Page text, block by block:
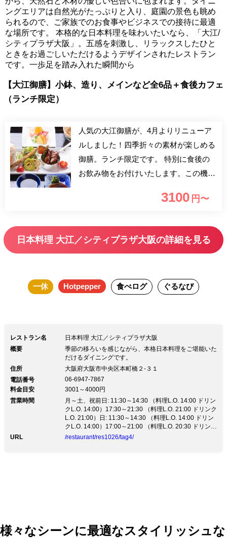
ングエリアは自然光がたっぷりと入り、庭園の景色も眺め
られるので、ご家族でのお食事やビジネスでの接待に最適
な場所です。 本格的な日本料理を味わいたいなら、「大江/
シティプラザ大阪」。五感を刺激し、リラックスしたひと
ときをお過ごしいただけるようデザインされたレストラン
です。一歩足を踏み入れた瞬間から
【大江御膳】小鉢、造り、メインなど全6品＋食後カフェ
（ランチ限定）
人気の大江御膳が、4月よりリニューア
ルしました！四季折々の素材が楽しめる
御膳。ランチ限定です。 特別に食後の
お飲み物をお付けいたします。この機会
家族との昼食にご利用ください。ガラス
し込む、明るく開放的な空間が広がりま
す。厳選された素材と料理長の技、そし
＞ ■食後カフェ付き その他、当日ご注文
メニューもご用意しております】※オプ
ションよりご注文下さい。 ■お子様御
膳 2,700円(前日までのご予約制)
3100 円〜
日本料理 大江／シティプラザ大阪の詳細を見る
一休 Hotpepper 食べログ ぐるなび
レストラン名
日本料理 大江／シティプラザ大阪
概要
季節の移ろいを感じながら、本格日本料理をご堪能いた
だけるダイニングです。
住所
大阪府大阪市中央区本町橋２‐３１
電話番号
06-6947-7867
料金目安
3001～4000円
営業時間
月～土、祝前日: 11:30～14:30 （料理L.O. 14:00 ドリン
クL.O. 14:00）17:30～21:30 （料理L.O. 21:00 ドリンク
L.O. 21:00）日: 11:30～14:30 （料理L.O. 14:00 ドリン
クL.O. 14:00）17:00～21:00 （料理L.O. 20:30 ドリンク
L.O. 20:30）祝日: 11:30～14:30 （料理L.O. 14:00 ドリ
URL /restaurant/res1026/tag4/
様々なシーンに最適なスタイリッシュな